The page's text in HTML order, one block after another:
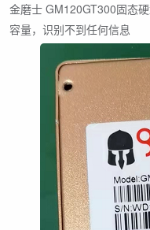
金磨士 GM120GT300固态
容量，识别不到任何信息